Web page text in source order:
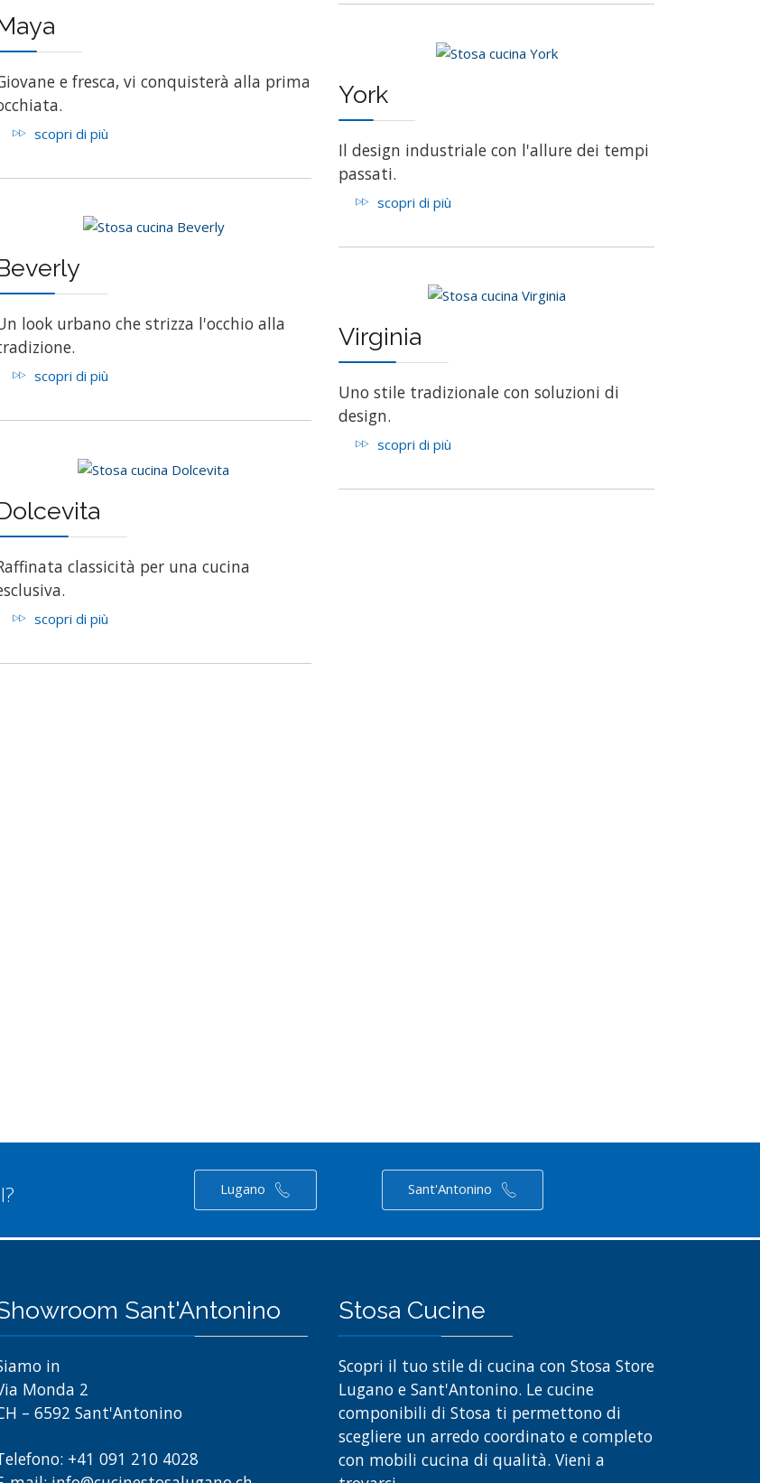
e fresca, vi conquisterà alla prima
scopri di più
look urbano che strizza l'occhio alla
scopri di più
classicità per una cucina
scopri di più
York
Il design industriale con l'allure dei tempi
passati.
scopri di più
Virginia
Uno stile tradizionale con soluzioni di
design.
scopri di più
Lugano Sant'Antonino
Sant'Antonino
in
Monda 2
– 6592 Sant'Antonino
+41 091 210 4028
Stosa Cucine
Scopri il tuo stile di cucina con Stosa Store
Lugano e Sant'Antonino. Le cucine
componibili di Stosa ti permettono di
scegliere un arredo coordinato e completo
con mobili cucina di qualità. Vieni a